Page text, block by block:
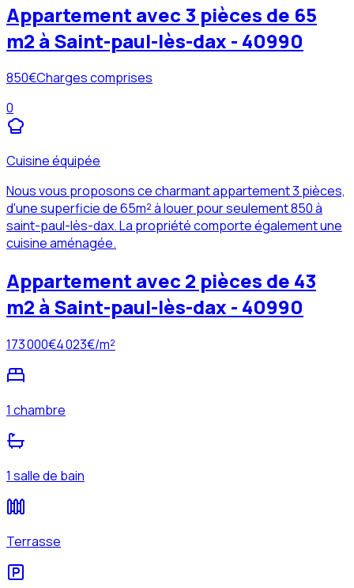
Appartement avec 3 pièces de 65
m2 à Saint-paul-lès-dax - 40990
850€Charges comprises
0
Cuisine équipée
Nous vous proposons ce charmant appartement 3 pièces,
d'une superficie de 65m² à louer pour seulement 850 à
saint-paul-lès-dax. La propriété comporte également une
cuisine aménagée.
Appartement avec 2 pièces de 43
m2 à Saint-paul-lès-dax - 40990
173 000€4 023€/m²
1 chambre
1 salle de bain
Terrasse